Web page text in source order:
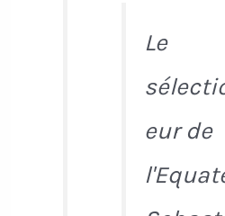
Le
eur de